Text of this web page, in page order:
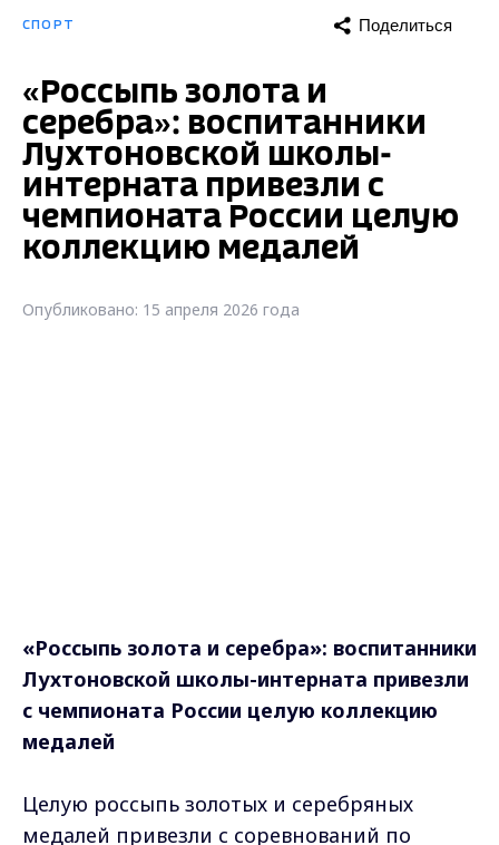
СПОРТ Поделиться
«Россыпь золота и
серебра»: воспитанники
Лухтоновской школы-
интерната привезли с
чемпионата России целую
коллекцию медалей
Опубликовано: 15 апреля 2026 года
«Россыпь золота и серебра»: воспитанники
Лухтоновской школы-интерната привезли
с чемпионата России целую коллекцию
медалей
Целую россыпь золотых и серебряных
медалей привезли с соревнований по